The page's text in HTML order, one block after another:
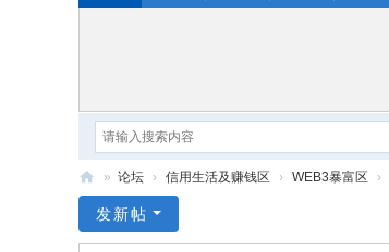
强
» 论坛 › 信用生活及赚钱区 › WEB3暴富区 ›
发新帖